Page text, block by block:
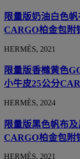
限量版奶油白色
CARGO柏金包附
HERMÈS, 2021
限量版香橼黄色
小牛皮25公分
HERMÈS, 2024
限量版黑色帆布
CARGO柏金包附
HERMÈS, 2021